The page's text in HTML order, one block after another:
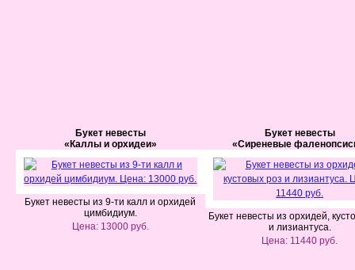
Букет невесты
«Каллы и орхидеи»
Букет невесты из 9-ти калл и орхидей
цимбидиум.
Цена: 13000 руб.
Букет невесты
«Сиреневые
Букет невесты из орхидей,
и лизиантуса.
Цена: 11440 руб.